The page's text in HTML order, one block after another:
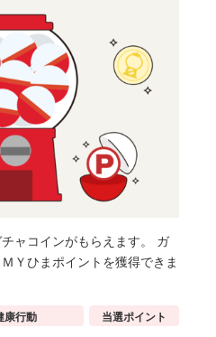
ャコインがもらえます。 ガ
Ｙひまポイントを獲得できま
康行動 当選ポイント